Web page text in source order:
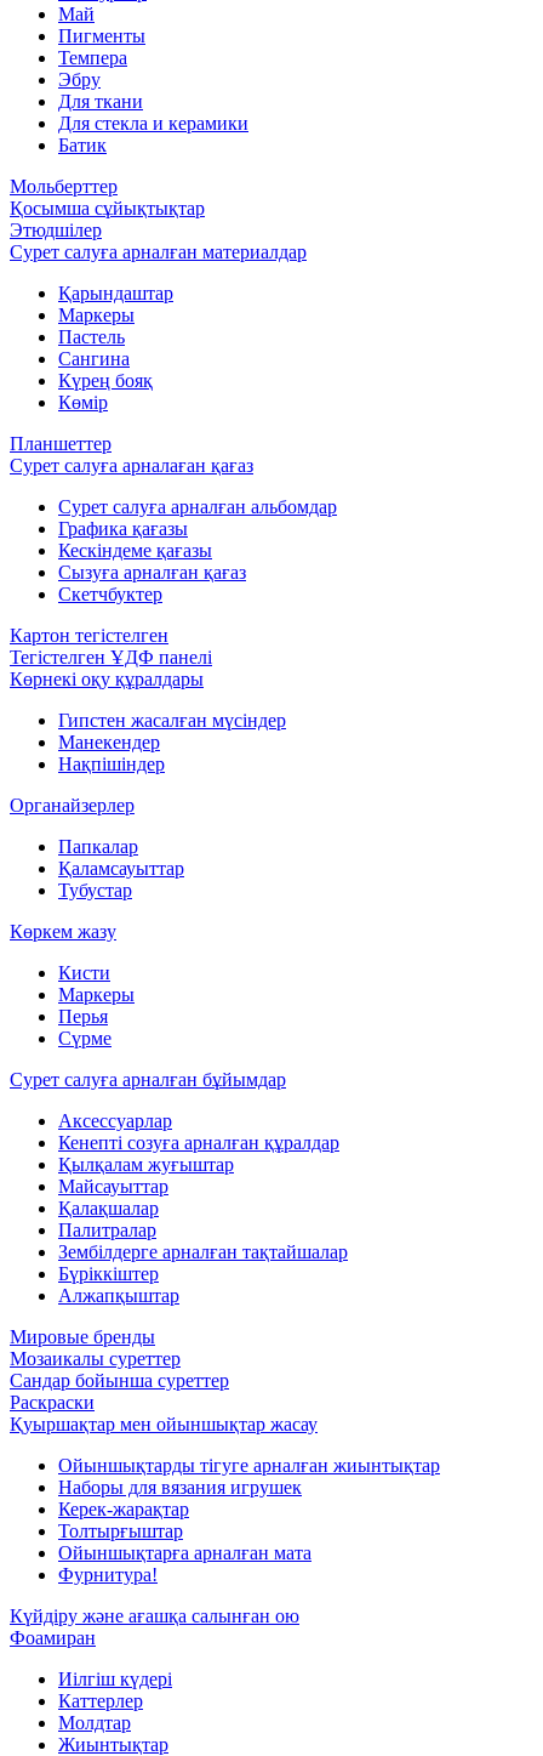
Май
Пигменты
Темпера
Эбру
Для ткани
Для стекла и керамики
Батик
Мольберттер
Қосымша сұйықтықтар
Этюдшілер
Сурет салуға арналған материалдар
Қарындаштар
Маркеры
Пастель
Сангина
Күрең бояқ
Көмір
Планшеттер
Сурет салуға арналаған қағаз
Сурет салуға арналған альбомдар
Графика қағазы
Кескіндеме қағазы
Сызуға арналған қағаз
Скетчбуктер
Картон тегістелген
Тегістелген ҰДФ панелі
Көрнекі оқу құралдары
Гипстен жасалған мүсіндер
Манекендер
Нақпішіндер
Органайзерлер
Папкалар
Қаламсауыттар
Тубустар
Көркем жазу
Кисти
Маркеры
Перья
Сүрме
Сурет салуға арналған бұйымдар
Аксессуарлар
Кенепті созуға арналған құралдар
Қылқалам жуғыштар
Майсауыттар
Қалақшалар
Палитралар
Зембілдерге арналған тақтайшалар
Бүріккіштер
Алжапқыштар
Мировые бренды
Мозаикалы суреттер
Сандар бойынша суреттер
Раскраски
Қуыршақтар мен ойыншықтар жасау
Ойыншықтарды тігуге арналған жиынтықтар
Наборы для вязания игрушек
Керек-жарақтар
Толтырғыштар
Ойыншықтарға арналған мата
Фурнитура!
Күйдіру және ағашқа салынған ою
Фоамиран
Иілгіш күдері
Каттерлер
Молдтар
Жиынтықтар